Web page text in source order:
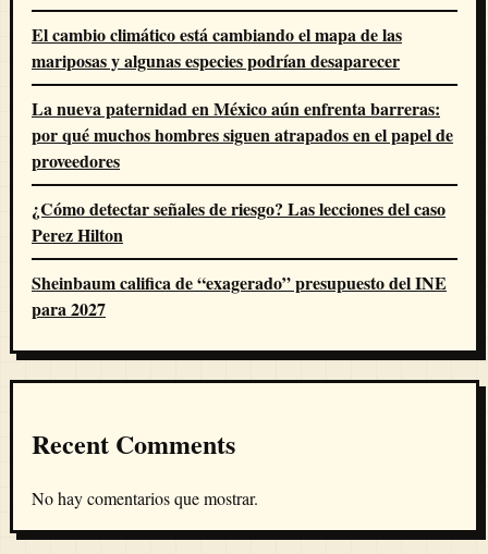
El cambio climático está cambiando el mapa de las
mariposas y algunas especies podrían desaparecer
La nueva paternidad en México aún enfrenta barreras:
por qué muchos hombres siguen atrapados en el papel de
proveedores
¿Cómo detectar señales de riesgo? Las lecciones del caso
Perez Hilton
Sheinbaum califica de “exagerado” presupuesto del INE
para 2027
Recent Comments
No hay comentarios que mostrar.